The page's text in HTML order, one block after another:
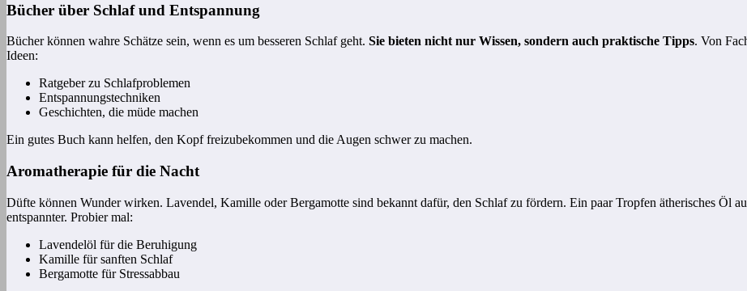
Bücher über Schlaf und Entspannung
Bücher können wahre Schätze sein, wenn es um besseren Schlaf geht. Sie bieten nicht nur Wissen, sondern auch praktische Tipps. Von
Ideen:
Ratgeber zu Schlafproblemen
Entspannungstechniken
Geschichten, die müde machen
Ein gutes Buch kann helfen, den Kopf freizubekommen und die Augen schwer zu machen.
Aromatherapie für die Nacht
Düfte können Wunder wirken. Lavendel, Kamille oder Bergamotte sind bekannt dafür, den Schlaf zu fördern. Ein paar Tropfen ätherisches Öl
entspannter. Probier mal:
Lavendelöl für die Beruhigung
Kamille für sanften Schlaf
Bergamotte für Stressabbau